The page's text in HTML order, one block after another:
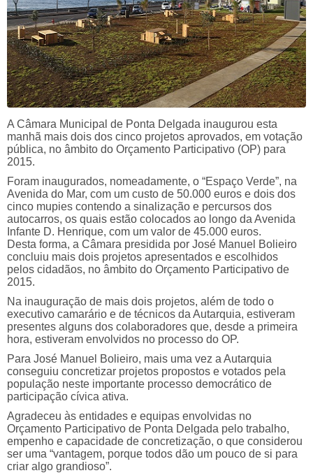
A Câmara Municipal de Ponta Delgada inaugurou esta
manhã mais dois dos cinco projetos aprovados, em votação
pública, no âmbito do Orçamento Participativo (OP) para
2015.
Foram inaugurados, nomeadamente, o “Espaço Verde”, na
Avenida do Mar, com um custo de 50.000 euros e dois dos
cinco mupies contendo a sinalização e percursos dos
autocarros, os quais estão colocados ao longo da Avenida
Infante D. Henrique, com um valor de 45.000 euros.
Desta forma, a Câmara presidida por José Manuel Bolieiro
concluiu mais dois projetos apresentados e escolhidos
pelos cidadãos, no âmbito do Orçamento Participativo de
2015.
Na inauguração de mais dois projetos, além de todo o
executivo camarário e de técnicos da Autarquia, estiveram
presentes alguns dos colaboradores que, desde a primeira
hora, estiveram envolvidos no processo do OP.
Para José Manuel Bolieiro, mais uma vez a Autarquia
conseguiu concretizar projetos propostos e votados pela
população neste importante processo democrático de
participação cívica ativa.
Agradeceu às entidades e equipas envolvidas no
Orçamento Participativo de Ponta Delgada pelo trabalho,
empenho e capacidade de concretização, o que considerou
ser uma “vantagem, porque todos dão um pouco de si para
criar algo grandioso”.